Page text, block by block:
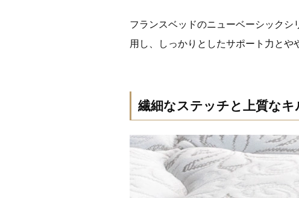
フランスベッドのニューベーシック
用し、しっかりとしたサポート力とや
繊細なステッチと上質な